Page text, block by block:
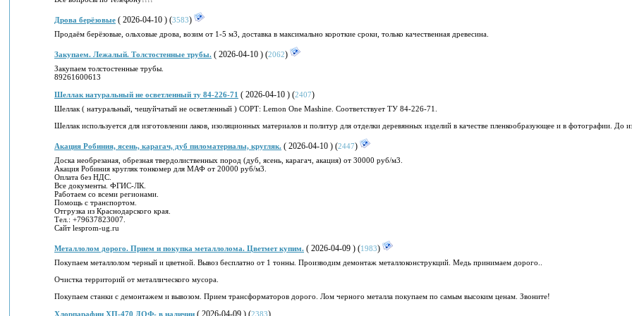
Дрова берёзовые ( 2026-04-10 ) (3583)
Продаём берёзовые, ольховые дрова, возим от 1-5 м3, доставка в максимально короткие сроки, только качественная древесина.
Закупаем. Лежалый. Толстостенные трубы. ( 2026-04-10 ) (2062)
Закупаем толстостенные трубы.
89261600613
Шеллак натуральный не осветленный ту 84-226-71 ( 2026-04-10 ) (2407)
Шеллак ( натуральный, чешуйчатый не осветленный ) СОРТ: Lemon One Mashine. Соответствует ТУ 84-226-71.
Шеллак используется для изготовлении лаков, изоляционных материалов и политур для отделки деревянных изделий в качестве пленкообразующее и в фотографии. До
Акация Робиния, ясень, карагач, дуб пиломатериалы, кругляк. ( 2026-04-10 ) (2447)
Доска необрезаная, обрезная твердолиственных пород (дуб, ясень, карагач, акация) от 30000 руб/м3.
Акация Робиния кругляк тонкомер для МАФ от 20000 руб/м3.
Оплата без НДС.
Все документы. ФГИС-ЛК.
Работаем со всеми регионами.
Помощь с транспортом.
Отгрузка из Краснодарского края.
Тел.: +79637823007.
Cайт lesprom-ug.ru
Металлолом дорого. Прием и покупка металлолома. Цветмет купим. ( 2026-04-09 ) (1983)
Покупаем металлолом черный и цветной. Вывоз бесплатно от 1 тонны. Производим демонтаж металлоконструкций. Медь принимаем дорого..
Очистка территорий от металлического мусора.
Покупаем станки с демонтажем и вывозом. Прием трансформаторов дорого. Лом черного металла покупаем по самым высоким ценам. Звоните!
Хлорпарафин ХП-470 ДОФ- в наличии ( 2026-04-09 ) (2383)